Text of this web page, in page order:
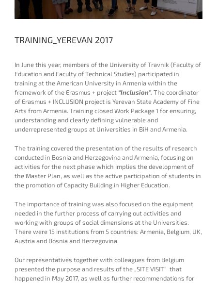
TRAINING_YEREVAN 2017
In June this year, members of the University of Travnik (Faculty of
Education and Faculty of Technical Studies) participated in
training at the American University in Armenia within the
framework of the Erasmus + project “Inclusion”. The coordinator
of Erasmus + INCLUSION project is Yerevan State Academy of Fine
Arts from Armenia. Training closed Work Package 1 for ensuring,
understanding and clearly defining vulnerable and
underrepresented groups at Universities in BiH and Armenia.
The training covered the presentation of the results of research
conducted in Bosnia and Herzegovina and Armenia, focusing on
activities for the next phase which implies the development of
the Master Plan, as well as the active participation of students in
the promotion of Capacity Building in Higher Education.
The importance of training was also focused on the equipment
needed in the further process of carrying out activities and
working with groups of social dimensions at the Universities.
There were 15 institutions from 5 countries: Armenia, Belgium, UK,
Austria and Bosnia and Herzegovina.
Our representatives together with colleagues from Belgium
presented the purpose and results of the „SITE VISIT“ that
happened in May 2017, as well as further recommendations for